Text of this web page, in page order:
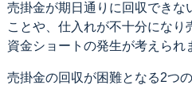
売掛金が期日通りに回収できな
ことや、仕入れが不十分になり
資金ショートの発生が考えられ
売掛金の回収が困難となる2つ